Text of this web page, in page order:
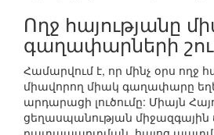
Ողջ հայությանը
գաղափարների
Համարվում է, որ մինչ օրս ողջ
միավորող միակ գաղափարը
արդարացի լուծումը: Միայն
ցեղասպանության